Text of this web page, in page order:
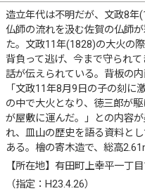
造立年代は不明だが、文政8年
仏師の流れを汲む佐賀の仏師
た。文政11年(1828)の大火の
背負って逃げ、今まで守られて
話が伝えられている。背板の
「文政11年8月9日の子の刻に
の中で大火となり、徳三郎が
が屋敷に運んだ。」との内容
れ、皿山の歴史を語る資料と
ある。檜の寄木造で、総高
【所在地】有田町上幸平一丁
（指定：H23.4.26）